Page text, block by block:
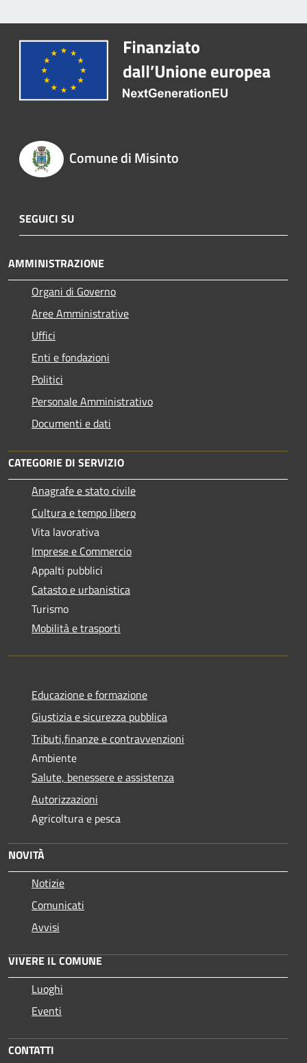
Comune di Misinto
SEGUICI SU
AMMINISTRAZIONE
Organi di Governo
Aree Amministrative
Uffici
Enti e fondazioni
Politici
Personale Amministrativo
Documenti e dati
CATEGORIE DI SERVIZIO
Anagrafe e stato civile
Cultura e tempo libero
Vita lavorativa
Imprese e Commercio
Appalti pubblici
Catasto e urbanistica
Turismo
Mobilità e trasporti
Educazione e formazione
Giustizia e sicurezza pubblica
Tributi,finanze e contravvenzioni
Ambiente
Salute, benessere e assistenza
Autorizzazioni
Agricoltura e pesca
NOVITÀ
Notizie
Comunicati
Avvisi
VIVERE IL COMUNE
Luoghi
Eventi
CONTATTI